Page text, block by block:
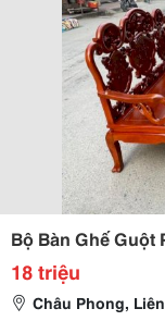
Bộ Bàn Ghế
18 triệu
Châu Phong,